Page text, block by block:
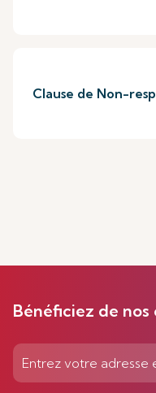
Clause de Non-
Bénéficiez de